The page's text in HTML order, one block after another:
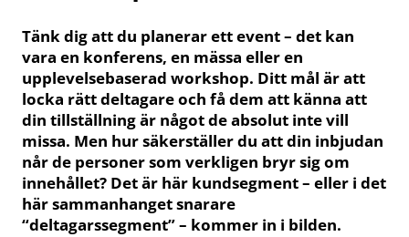
Tänk dig att du planerar ett event – det kan
vara en konferens, en mässa eller en
upplevelsebaserad workshop. Ditt mål är att
locka rätt deltagare och få dem att känna att
din tillställning är något de absolut inte vill
missa. Men hur säkerställer du att din inbjudan
når de personer som verkligen bryr sig om
innehållet? Det är här kundsegment – eller i det
här sammanhanget snarare
“deltagarssegment” – kommer in i bilden.